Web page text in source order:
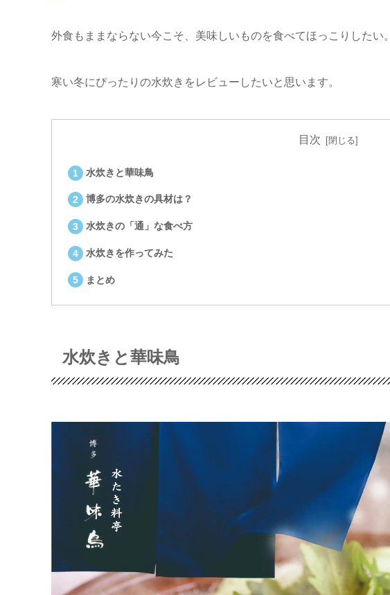
外食もままならない今こそ、美味しいものを食べてほっこりしたい。
寒い冬にぴったりの水炊きをレビューしたいと思います。
目次
水炊きと華味鳥
博多の水炊きの具材は？
水炊きの「通」な食べ方
水炊きを作ってみた
まとめ
水炊きと華味鳥